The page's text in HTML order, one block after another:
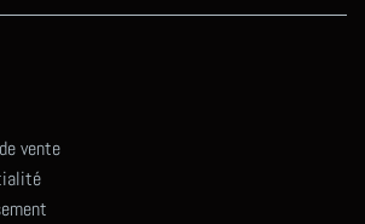
vente